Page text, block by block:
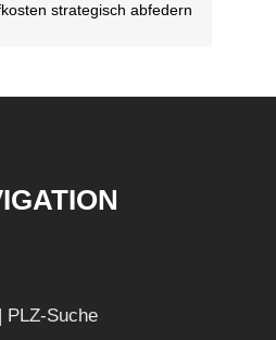
strategisch abfedern
PLZ-Suche